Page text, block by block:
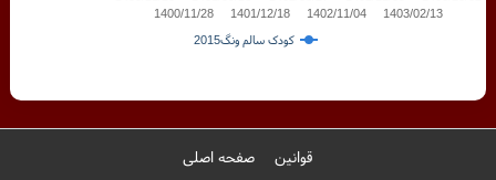
کودک سالم ونگ2015
1400/11/28
1401/12/18
1402/11/04
1403/02/13
قوانین صفحه اصلی